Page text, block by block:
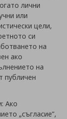
лични
или
цели,
си
на
ако
на
публичен
Ако
„съгласие”,